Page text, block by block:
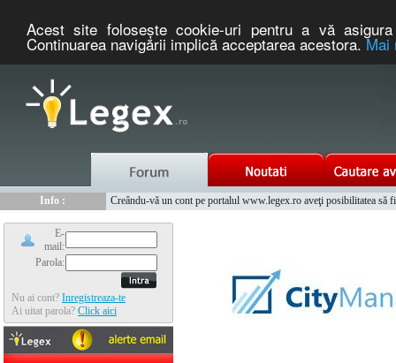
Acest site foloseşte cookie-uri pentru a vă
Continuarea navigării implică acceptarea acestora.Mai
Info :
www.tntauto.ro - Managementul Integrat al Parcului Auto
E-
mail:
Parola:
Nu ai cont? Inregistreaza-te
Ai uitat parola? Click aici